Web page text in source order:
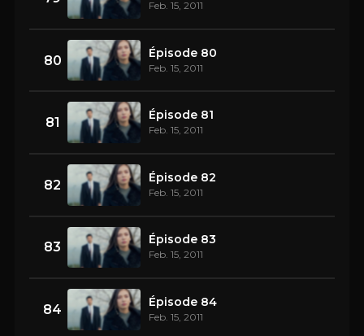
Feb. 15, 2011
80 Épisode 80
Feb. 15, 2011
81 Épisode 81
Feb. 15, 2011
82 Épisode 82
Feb. 15, 2011
83 Épisode 83
Feb. 15, 2011
84 Épisode 84
Feb. 15, 2011